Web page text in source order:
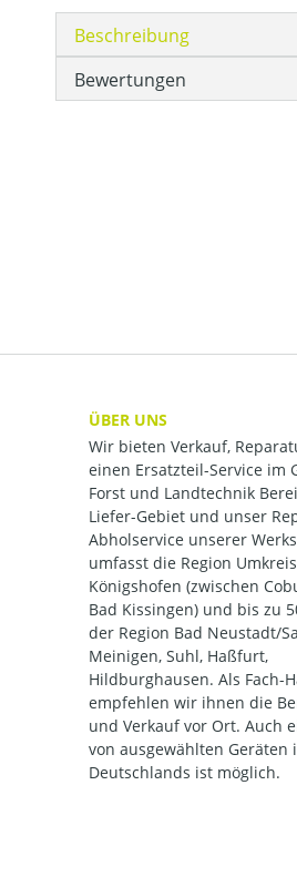
Beschreibung
Bewertungen
ÜBER UNS
Wir bieten Verkauf,
einen Ersatzteil-Service im
Forst und Landtechnik
Liefer-Gebiet und unser
Abholservice unserer
umfasst die Region
Königshofen (zwischen
Bad Kissingen) und bis zu
der Region Bad Neustadt/
Meinigen, Suhl, Haßfurt,
Hildburghausen. Als Fach-
empfehlen wir ihnen die
und Verkauf vor Ort. Auch
von ausgewählten Geräten
Deutschlands ist möglich.